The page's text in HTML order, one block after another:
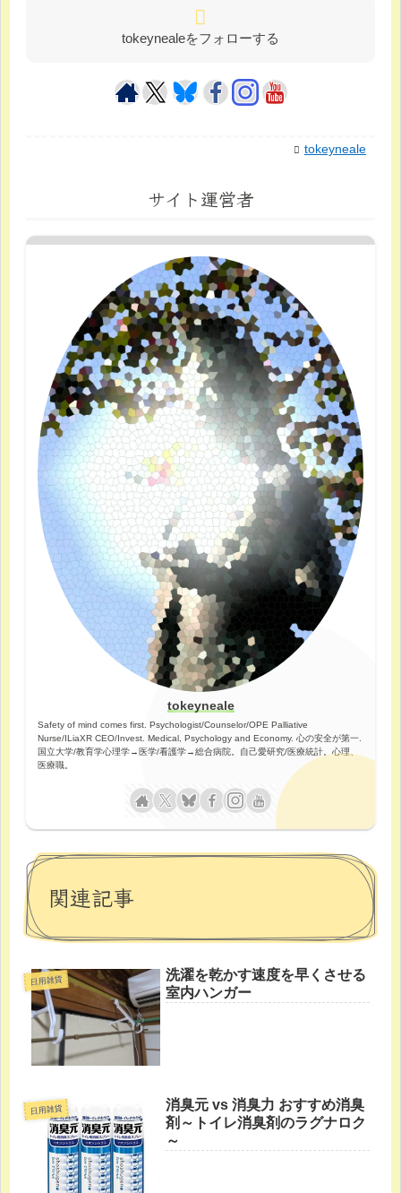
tokeynealeをフォローする
tokeyneale
サイト運営者
tokeyneale
Safety of mind comes first. Psychologist/Counselor/OPE Palliative
Nurse/ILiaXR CEO/Invest. Medical, Psychology and Economy. 心の安全が第一.
国立大学/教育学心理学→医学/看護学→総合病院。自己愛研究/医療統計。心理、
医療職。
関連記事
日用雑貨
洗濯を乾かす速度を早くさせる
室内ハンガー
日用雑貨
消臭元 vs 消臭力 おすすめ消臭
剤～トイレ消臭剤のラグナロク
～